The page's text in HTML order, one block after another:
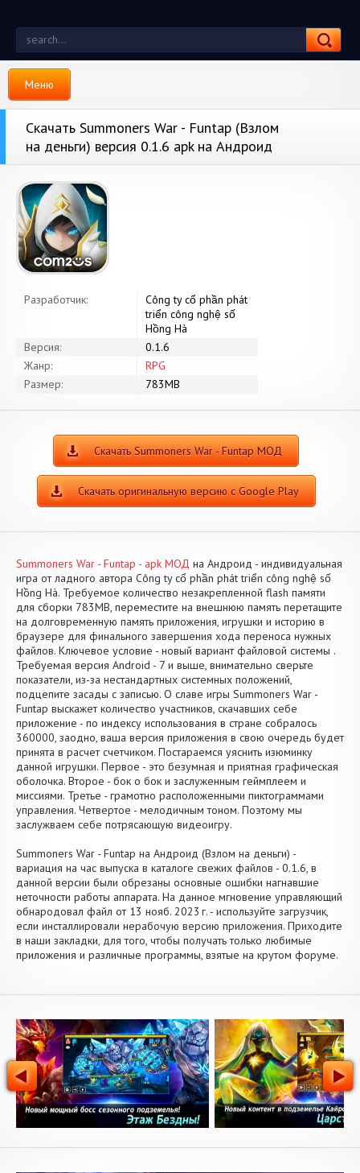
Меню
Скачать Summoners War - Funtap (Взлом
на деньги) версия 0.1.6 apk на Андроид
Разработчик:
Công ty cổ phần phát
triển công nghệ số
Hồng Hà
Версия:
0.1.6
Жанр:
RPG
Размер:
783MB
Скачать Summoners War - Funtap МОД
Скачать оригинальную версию с Google Play
Summoners War - Funtap - apk МОД на Андроид - индивидуальная
игра от ладного автора Công ty cổ phần phát triển công nghệ số
Hồng Hà. Требуемое количество незакрепленной flash памяти
для сборки 783MB, переместите на внешнюю память перетащите
на долговременную память приложения, игрушки и историю в
браузере для финального завершения хода переноса нужных
файлов. Ключевое условие - новый вариант файловой системы .
Требуемая версия Android - 7 и выше, внимательно сверьте
показатели, из-за нестандартных системных положений,
подцепите засады с записью. О славе игры Summoners War -
Funtap выскажет количество участников, скачавших себе
приложение - по индексу использования в стране собралось
360000, заодно, ваша версия приложения в свою очередь будет
принята в расчет счетчиком. Постараемся уяснить изюминку
данной игрушки. Первое - это безумная и приятная графическая
оболочка. Второе - бок о бок и заслуженным геймплеем и
миссиями. Третье - грамотно расположенными пиктограммами
управления. Четвертое - мелодичным тоном. Поэтому мы
заслужваем себе потрясающую видеоигру.
Summoners War - Funtap на Андроид (Взлом на деньги) -
вариация на час выпуска в каталоге свежих файлов - 0.1.6, в
данной версии были обрезаны основные ошибки нагнавшие
неточности работы аппарата. На данное мгновение управляющий
обнародовал файл от 13 нояб. 2023 г. - используйте загрузчик,
если инсталлировали нерабочую версию приложения. Приходите
в наши закладки, для того, чтобы получать только любимые
приложения и различные программы, взятые на крутом форуме.